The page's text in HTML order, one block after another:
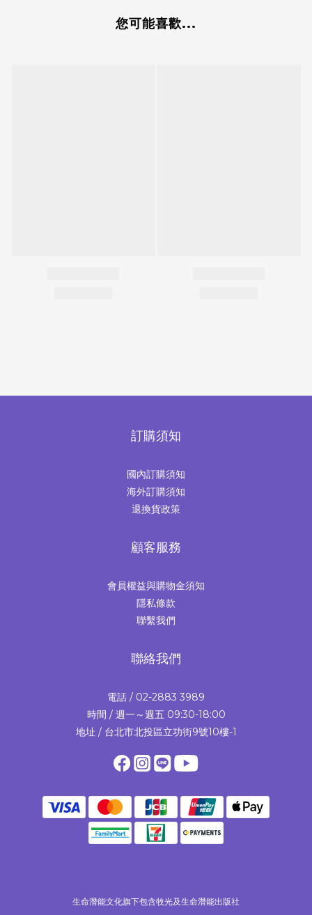
您可能喜歡...
訂購須知
國內訂購須知
海外訂購須知
退換貨政策
顧客服務
會員權益與購物金須知
隱私條款
聯繫我們
聯絡我們
電話 / 02-2883 3989
時間 / 週一～週五 09:30-18:00
地址 / 台北市北投區立功街9號10樓-1
生命潛能文化旗下包含牧光及生命潛能出版社